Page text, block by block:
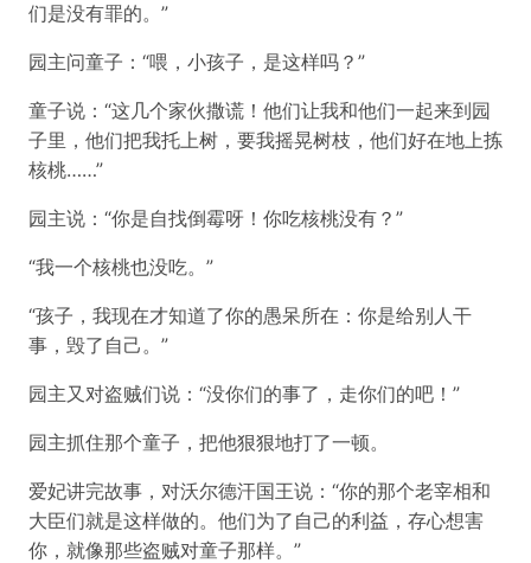
们是没有罪的。”
园主问童子：“喂，小孩子，是这样吗？”
童子说：“这几个家伙撒谎！他们让我和他们一起来到园
子里，他们把我托上树，要我摇晃树枝，他们好在地上拣
核桃……”
园主说：“你是自找倒霉呀！你吃核桃没有？”
“我一个核桃也没吃。”
“孩子，我现在才知道了你的愚呆所在：你是给别人干
事，毁了自己。”
园主又对盗贼们说：“没你们的事了，走你们的吧！”
园主抓住那个童子，把他狠狠地打了一顿。
爱妃讲完故事，对沃尔德汗国王说：“你的那个老宰相和
大臣们就是这样做的。他们为了自己的利益，存心想害
你，就像那些盗贼对童子那样。”